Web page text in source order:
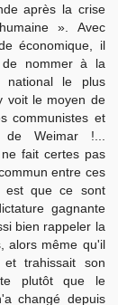
après la crise
». Avec
économique, il
de nommer à la
national le plus
voit le moyen de
communistes et
Weimar !...
fait certes pas
entre ces
est que ce sont
gagnante
bien rappeler la
alors même qu'il
et trahissait son
plutôt que le
changé depuis